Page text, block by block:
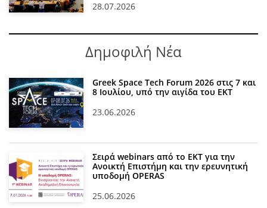
28.07.2026
Δημοφιλή Νέα
Greek Space Tech Forum 2026 στις 7 και
8 Ιουλίου, υπό την αιγίδα του ΕΚΤ
23.06.2026
Σειρά webinars από το ΕΚΤ για την
Ανοικτή Επιστήμη και την ερευνητική
υποδομή OPERAS
25.06.2026